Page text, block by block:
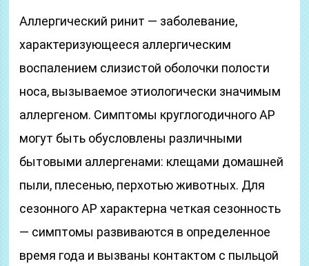
Аллергический ринит — заболевание,
характеризующееся аллергическим
воспалением слизистой оболочки полости
носа, вызываемое этиологически значимым
аллергеном. Симптомы круглогодичного АР
могут быть обусловлены различными
бытовыми аллергенами: клещами домашней
пыли, плесенью, перхотью животных. Для
сезонного АР характерна четкая сезонность
— симптомы развиваются в определенное
время года и вызваны контактом с пыльцой